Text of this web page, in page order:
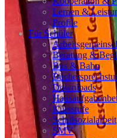
Lernen &
Profile
Für Schüler
Beratung &
Bus & Bahn
Downloads
Kursstufe
Schulsozialarbeit
SMV